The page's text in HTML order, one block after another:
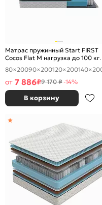
Матрас пружинный Start FIRST
Cocos Flat M нагрузка до 100 кг
800x2000
80×20090×200120×200
от 7 886₽9 170 ₽-14%
В корзину